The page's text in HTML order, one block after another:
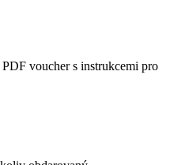
voucher s instrukcemi pro